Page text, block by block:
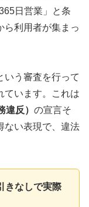
日営業」と条
ら利用者が集まっ
いう審査を行って
ています。これは
反） の宣言そ
ない表現で、違法
きなしで実際